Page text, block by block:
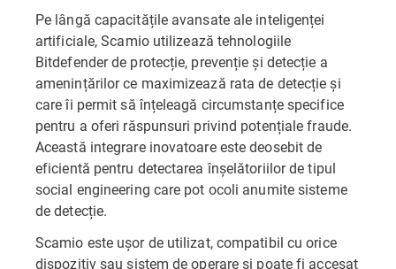
Pe lângă capacitățile avansate ale inteligenței
artificiale, Scamio utilizează tehnologiile
Bitdefender de protecție, prevenție și detecție a
amenințărilor ce maximizează rata de detecție și
care îi permit să înțeleagă circumstanțe specifice
pentru a oferi răspunsuri privind potențiale fraude.
Această integrare inovatoare este deosebit de
eficientă pentru detectarea înșelătoriilor de tipul
social engineering care pot ocoli anumite sisteme
de detecție.
Scamio este ușor de utilizat, compatibil cu orice
dispozitiv sau sistem de operare și poate fi accesat